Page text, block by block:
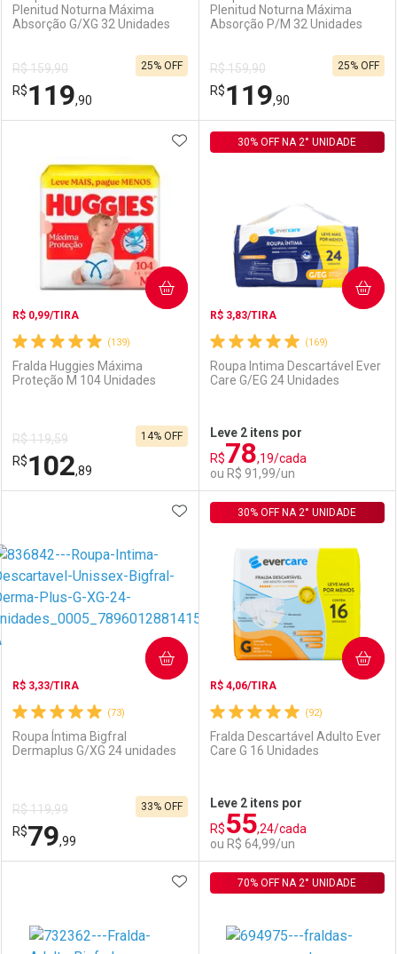
Ativar Desconto
Comprar sem Desconto
Por R$ 125,99/cada
Comprar sem Desconto
Por R$ 125,99/cada
Ativar Desconto
Comprar sem Desconto
Por R$ 125,99/cada
Comprar sem Desconto
Por R$ 125,99/cada
Plenitud Noturna Máxima
Absorção G/XG 32 Unidades
R$ 159,90
R$119,90
25% OFF
Laboratório
Comprar sem Desconto
Por R$ 119,90/cada
Por Menos
Comprar sem Desconto
Por R$ 119,90/cada
Plenitud Noturna Máxima
Absorção P/M 32 Unidades
R$ 159,90
R$119,90
25% OFF
Comprar sem Desconto
Por R$ 119,90/cada
Comprar sem Desconto
Por R$ 119,90/cada
(139)
R$ 0,99/TIRA
Fralda Huggies Máxima
Proteção M 104 Unidades
R$ 119,59
R$102,89
14% OFF
ADICIONAR AOS FAVORITOS
COMPRAR
Laboratório
Comprar sem Desconto
Por R$ 102,89/cada
Por Menos
Comprar sem Desconto
Por R$ 102,89/cada
(169)
R$ 3,83/TIRA
Roupa Intima Descartável Ever
Care G/EG 24 Unidades
30% OFF NA 2° UNIDADE
Leve 2 itens por
R$78,19/cada
ou R$ 91,99/un
COMPRAR
Laboratório
Comprar sem Desconto
Por R$ 91,99/cada
Por Menos
Comprar sem Desconto
Por R$ 91,99/cada
(73)
R$ 3,33/TIRA
Roupa Íntima Bigfral
Dermaplus G/XG 24 unidades
R$ 119,99
R$79,99
33% OFF
ADICIONAR AOS FAVORITOS
COMPRAR
FECHAR
Laboratório
FECHAR
Por Menos
(92)
R$ 4,06/TIRA
Fralda Descartável Adulto Ever
Care G 16 Unidades
30% OFF NA 2° UNIDADE
Leve 2 itens por
R$55,24/cada
ou R$ 64,99/un
COMPRAR
Laboratório
Por Menos
ADICIONAR AOS FAVORITOS
70% OFF NA 2° UNIDADE